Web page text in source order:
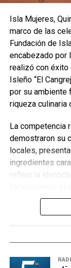
Isla Mujeres,
marco de las
Fundación de
encabezado por
realizó con éxito
Isleño “El
por su ambiente
riqueza culinaria
La competencia
demostraron su
locales,
ingredientes
reflejó la
preservación de
prestigio al